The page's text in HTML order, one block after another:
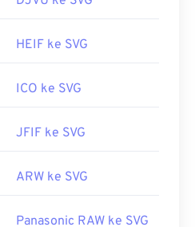
World Wide Web Consortium
wiki/
HEIF ke SVG
ICO ke SVG
JFIF ke SVG
ARW ke SVG
Panasonic RAW ke SVG